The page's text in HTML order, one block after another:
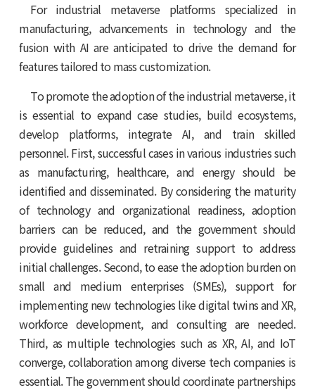
For industrial metaverse platforms specialized in
manufacturing, advancements in technology and the
fusion with AI are anticipated to drive the demand for
features tailored to mass customization.
To promote the adoption of the industrial metaverse, it
is essential to expand case studies, build ecosystems,
develop platforms, integrate AI, and train skilled
personnel. First, successful cases in various industries such
as manufacturing, healthcare, and energy should be
identified and disseminated. By considering the maturity
of technology and organizational readiness, adoption
barriers can be reduced, and the government should
provide guidelines and retraining support to address
initial challenges. Second, to ease the adoption burden on
small and medium enterprises (SMEs), support for
implementing new technologies like digital twins and XR,
workforce development, and consulting are needed.
Third, as multiple technologies such as XR, AI, and IoT
converge, collaboration among diverse tech companies is
essential. The government should coordinate partnerships